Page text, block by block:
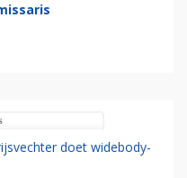
doet widebody-